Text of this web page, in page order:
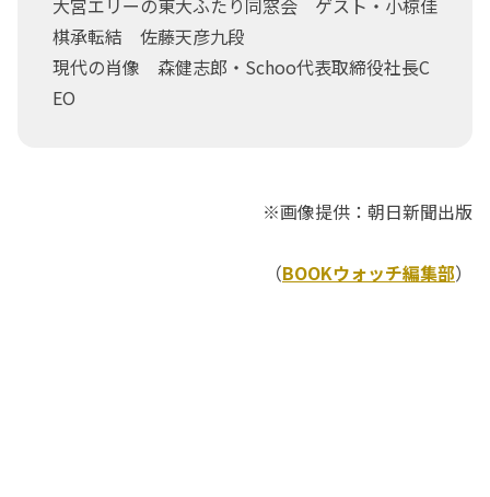
大宮エリーの東大ふたり同窓会 ゲスト・小椋佳
棋承転結 佐藤天彦九段
現代の肖像 森健志郎・Schoo代表取締役社長C
EO
※画像提供：朝日新聞出版
（BOOKウォッチ編集部）